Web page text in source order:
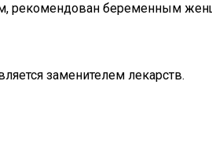
рекомендован беременным
заменителем лекарств.